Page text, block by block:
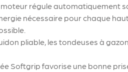
moteur régule automatiquement
nécessaire pour chaque
pliable, les tondeuses à
Softgrip favorise une bonne